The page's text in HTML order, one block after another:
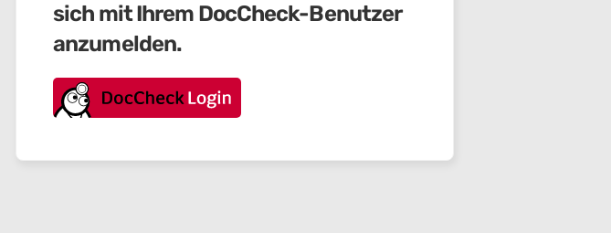
sich mit Ihrem DocCheck-Benutzer
anzumelden.